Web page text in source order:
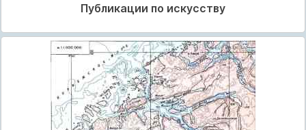
Публикации по искусству